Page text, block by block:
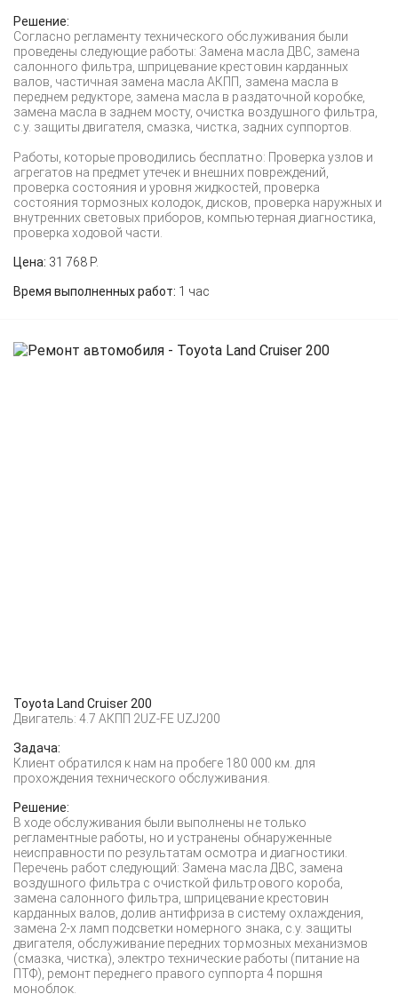
Решение:
Согласно регламенту технического обслуживания были
проведены следующие работы: Замена масла ДВС, замена
салонного фильтра, шприцевание крестовин карданных
валов, частичная замена масла АКПП, замена масла в
переднем редукторе, замена масла в раздаточной коробке,
замена масла в заднем мосту, очистка воздушного фильтра,
с.у. защиты двигателя, смазка, чистка, задних суппортов.
Работы, которые проводились бесплатно: Проверка узлов и
агрегатов на предмет утечек и внешних повреждений,
проверка состояния и уровня жидкостей, проверка
состояния тормозных колодок, дисков, проверка наружных и
внутренних световых приборов, компьютерная диагностика,
проверка ходовой части.
Цена: 31 768 Р.
Время выполненных работ: 1 час
Toyota Land Cruiser 200
Двигатель: 4.7 АКПП 2UZ-FE UZJ200
Задача:
Клиент обратился к нам на пробеге 180 000 км. для
прохождения технического обслуживания.
Решение:
В ходе обслуживания были выполнены не только
регламентные работы, но и устранены обнаруженные
неисправности по результатам осмотра и диагностики.
Перечень работ следующий: Замена масла ДВС, замена
воздушного фильтра с очисткой фильтрового короба,
замена салонного фильтра, шприцевание крестовин
карданных валов, долив антифриза в систему охлаждения,
замена 2-х ламп подсветки номерного знака, с.у. защиты
двигателя, обслуживание передних тормозных механизмов
(смазка, чистка), электро технические работы (питание на
ПТФ), ремонт переднего правого суппорта 4 поршня
моноблок.